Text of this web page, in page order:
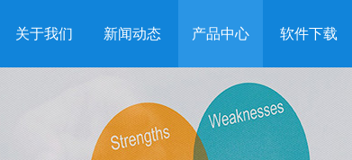
关于我们 新闻动态 产品中心 软件下载